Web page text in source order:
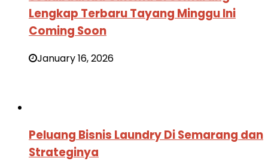
Lengkap Terbaru Tayang Minggu Ini
Coming Soon
January 16, 2026
Peluang Bisnis Laundry Di Semarang dan
Strateginya